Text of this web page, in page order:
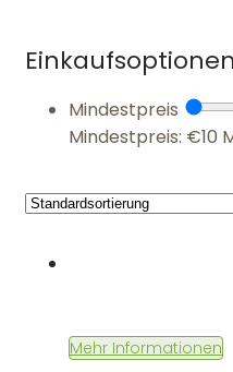
Einkaufsoptionen
Mindestpreis
Mindestpreis: €10
Mehr Informationen